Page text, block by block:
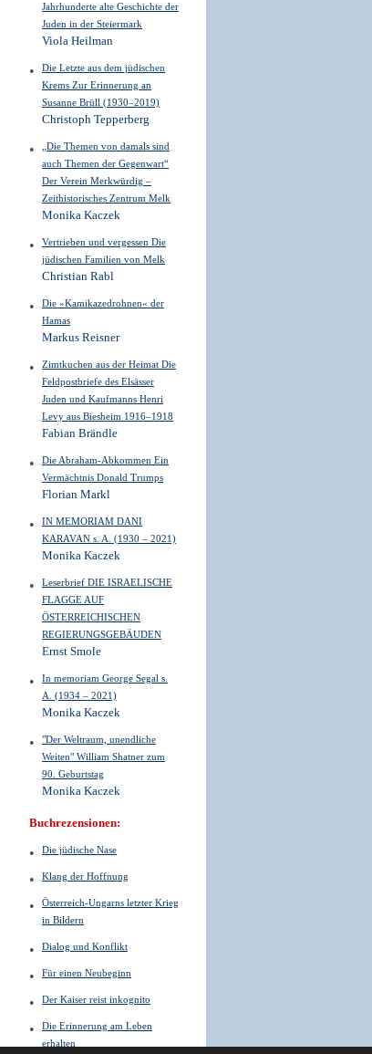
Jahrhunderte alte Geschichte der
Juden in der Steiermark
Viola Heilman
Die Letzte aus dem jüdischen
Krems Zur Erinnerung an
Susanne Brüll (1930–2019)
Christoph Tepperberg
„Die Themen von damals sind
auch Themen der Gegenwart“
Der Verein Merkwürdig –
Zeithistorisches Zentrum Melk
Monika Kaczek
Vertrieben und vergessen Die
jüdischen Familien von Melk
Christian Rabl
Die »Kamikazedrohnen« der
Hamas
Markus Reisner
Zimtkuchen aus der Heimat Die
Feldpostbriefe des Elsässer
Juden und Kaufmanns Henri
Levy aus Biesheim 1916–1918
Fabian Brändle
Die Abraham-Abkommen Ein
Vermächtnis Donald Trumps
Florian Markl
IN MEMORIAM DANI
KARAVAN s. A. (1930 – 2021)
Monika Kaczek
Leserbrief DIE ISRAELISCHE
FLAGGE AUF
ÖSTERREICHISCHEN
REGIERUNGSGEBÄUDEN
Ernst Smole
In memoriam George Segal s.
A. (1934 – 2021)
Monika Kaczek
"Der Weltraum, unendliche
Weiten" William Shatner zum
90. Geburtstag
Monika Kaczek
Buchrezensionen:
Die jüdische Nase
Klang der Hoffnung
Österreich-Ungarns letzter Krieg
in Bildern
Dialog und Konflikt
Für einen Neubeginn
Der Kaiser reist inkognito
Die Erinnerung am Leben
erhalten